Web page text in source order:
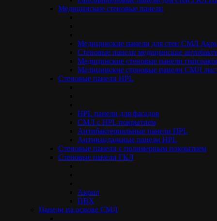
Медицинские стеновые панели
Медицинские панели для стен СМЛ
Стеновые панели медицинские
Медицинские стеновые панели
Медицинские стеновые панели СМЛ
Стеновые панели НPL
HPL панели для фасадов
СМЛ с HPL покрытием
Антибактериальные панели HPL
Антивандальные панели HPL
Cтеновые панели с полимерным покрытием
Стеновые панели ГКЛ
Акрил
ПВХ
Панели на основе СМЛ